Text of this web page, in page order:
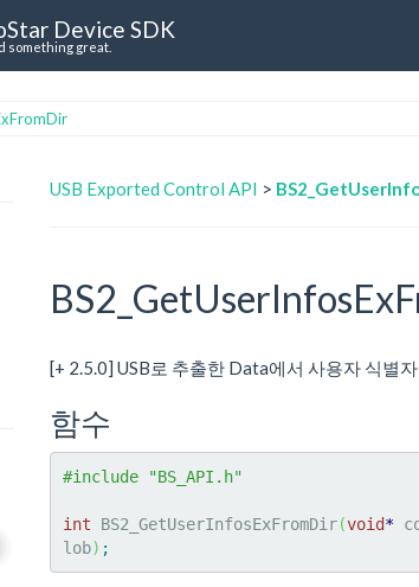
Device SDK
something great.
USB Exported Control API >
[+ 2.5.0] USB로 추출한 Data에서 사용자 식별
함수
#include "BS_API.h"
int BS2_GetUserInfosExFromDir(void*
lob) ;